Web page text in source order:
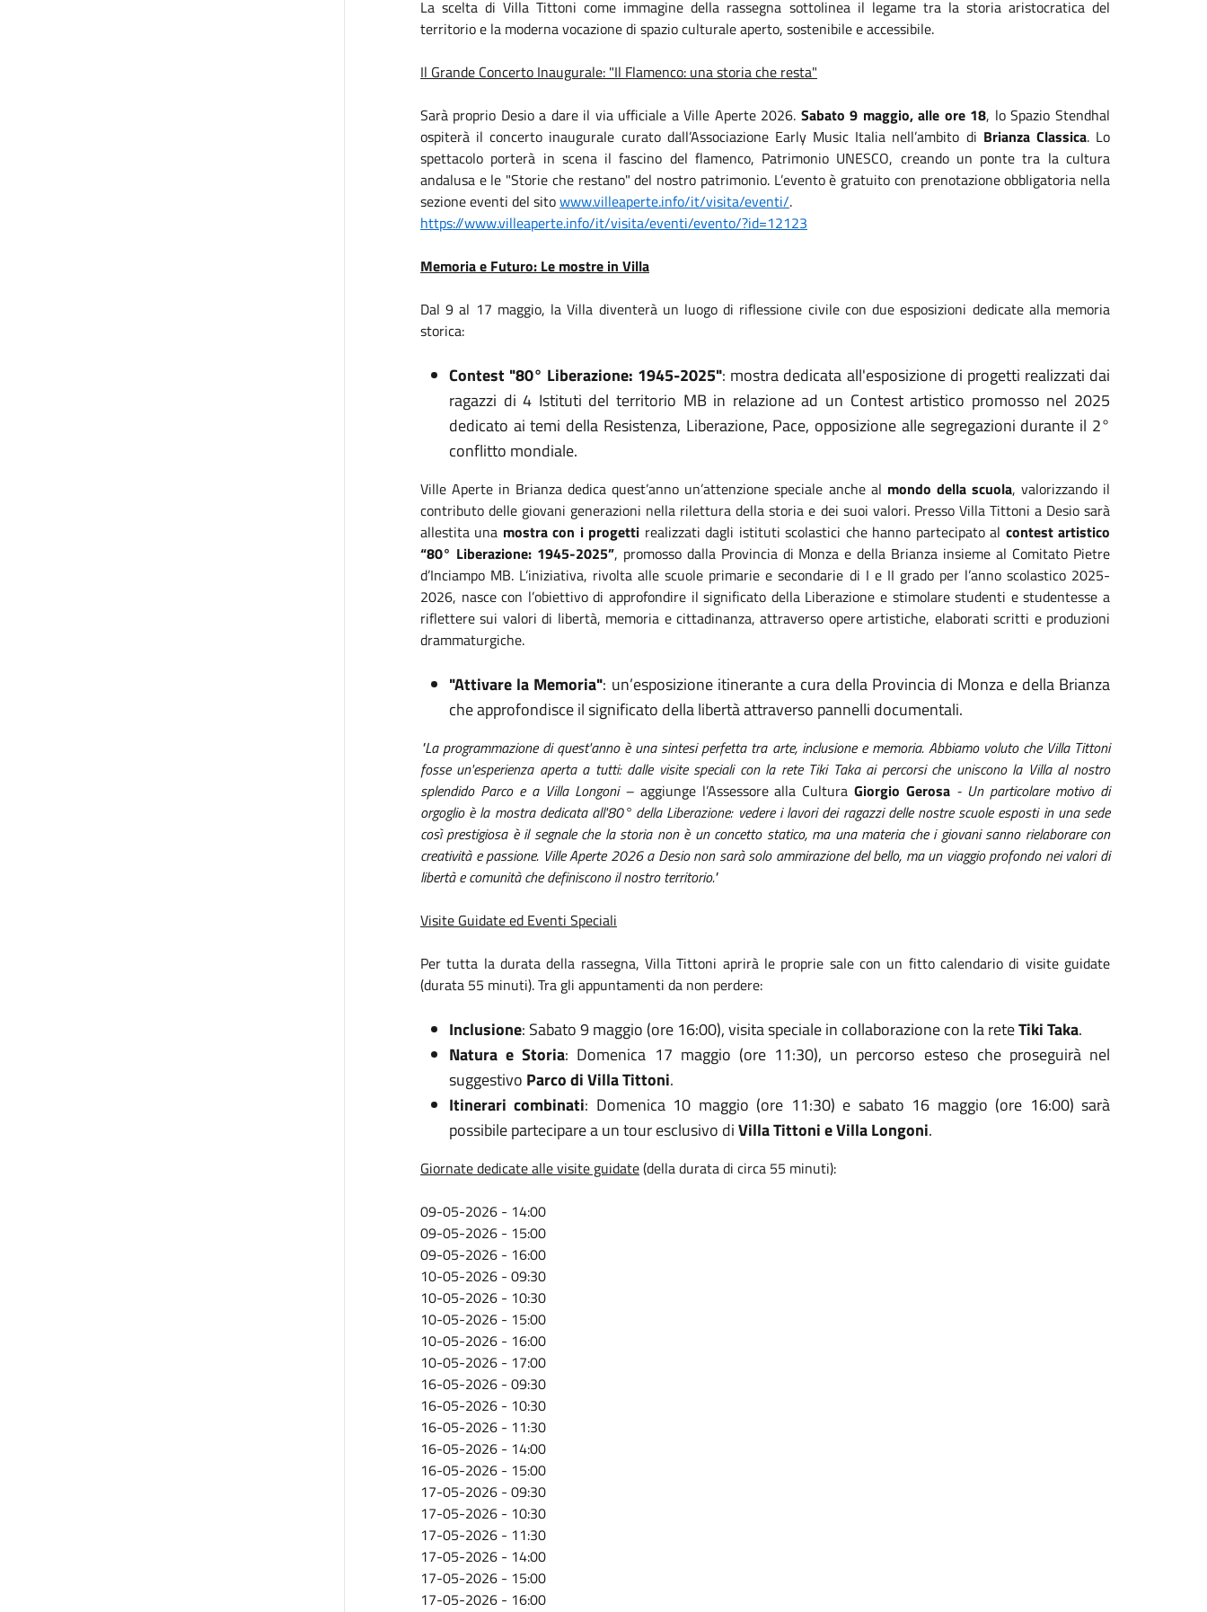
La scelta di Villa Tittoni come immagine della rassegna sottolinea il legame tra la storia aristocratica del
territorio e la moderna vocazione di spazio culturale aperto, sostenibile e accessibile.
Il Grande Concerto Inaugurale: "Il Flamenco: una storia che resta"
Sarà proprio Desio a dare il via ufficiale a Ville Aperte 2026. Sabato 9 maggio, alle ore 18, lo Spazio Stendhal
ospiterà il concerto inaugurale curato dall’Associazione Early Music Italia nell’ambito di Brianza Classica. Lo
spettacolo porterà in scena il fascino del flamenco, Patrimonio UNESCO, creando un ponte tra la cultura
andalusa e le "Storie che restano" del nostro patrimonio. L’evento è gratuito con prenotazione obbligatoria nella
sezione eventi del sitowww.villeaperte.info/it/visita/eventi/.
https://www.villeaperte.info/it/visita/eventi/evento/?id=12123
Memoria e Futuro: Le mostre in Villa
Dal 9 al 17 maggio, la Villa diventerà un luogo di riflessione civile con due esposizioni dedicate alla memoria
storica:
Contest "80° Liberazione: 1945-2025": mostra dedicata all'esposizione di progetti realizzati dai
ragazzi di 4 Istituti del territorio MB in relazione ad un Contest artistico promosso nel 2025
dedicato ai temi della Resistenza, Liberazione, Pace, opposizione alle segregazioni durante il 2°
conflitto mondiale.
Ville Aperte in Brianza dedica quest’anno un’attenzione speciale anche al mondo della scuola, valorizzando il
contributo delle giovani generazioni nella rilettura della storia e dei suoi valori. Presso Villa Tittoni a Desio sarà
allestita una mostra con i progetti realizzati dagli istituti scolastici che hanno partecipato al contest artistico
“80° Liberazione: 1945-2025”, promosso dalla Provincia di Monza e della Brianza insieme al Comitato Pietre
d’Inciampo MB. L’iniziativa, rivolta alle scuole primarie e secondarie di I e II grado per l’anno scolastico 2025-
2026, nasce con l’obiettivo di approfondire il significato della Liberazione e stimolare studenti e studentesse a
riflettere sui valori di libertà, memoria e cittadinanza, attraverso opere artistiche, elaborati scritti e produzioni
drammaturgiche.
"Attivare la Memoria": un’esposizione itinerante a cura della Provincia di Monza e della Brianza
che approfondisce il significato della libertà attraverso pannelli documentali.
"La programmazione di quest'anno è una sintesi perfetta tra arte, inclusione e memoria. Abbiamo voluto che Villa Tittoni
fosse un'esperienza aperta a tutti: dalle visite speciali con la rete Tiki Taka ai percorsi che uniscono la Villa al nostro
splendido Parco e a Villa Longoni – aggiunge l’Assessore alla CulturaGiorgio Gerosa - Un particolare motivo di
orgoglio è la mostra dedicata all'80° della Liberazione: vedere i lavori dei ragazzi delle nostre scuole esposti in una sede
così prestigiosa è il segnale che la storia non è un concetto statico, ma una materia che i giovani sanno rielaborare con
creatività e passione. Ville Aperte 2026 a Desio non sarà solo ammirazione del bello, ma un viaggio profondo nei valori di
libertà e comunità che definiscono il nostro territorio."
Visite Guidate ed Eventi Speciali
Per tutta la durata della rassegna, Villa Tittoni aprirà le proprie sale con un fitto calendario di visite guidate
(durata 55 minuti). Tra gli appuntamenti da non perdere:
Inclusione: Sabato 9 maggio (ore 16:00), visita speciale in collaborazione con la reteTiki Taka.
Natura e Storia: Domenica 17 maggio (ore 11:30), un percorso esteso che proseguirà nel
suggestivo Parco di Villa Tittoni.
Itinerari combinati: Domenica 10 maggio (ore 11:30) e sabato 16 maggio (ore 16:00) sarà
possibile partecipare a un tour esclusivo diVilla Tittoni e Villa Longoni.
Giornate dedicate alle visite guidate(della durata di circa 55 minuti):
09-05-2026 - 14:00
09-05-2026 - 15:00
09-05-2026 - 16:00
10-05-2026 - 09:30
10-05-2026 - 10:30
10-05-2026 - 15:00
10-05-2026 - 16:00
10-05-2026 - 17:00
16-05-2026 - 09:30
16-05-2026 - 10:30
16-05-2026 - 11:30
16-05-2026 - 14:00
16-05-2026 - 15:00
17-05-2026 - 09:30
17-05-2026 - 10:30
17-05-2026 - 11:30
17-05-2026 - 14:00
17-05-2026 - 15:00
17-05-2026 - 16:00